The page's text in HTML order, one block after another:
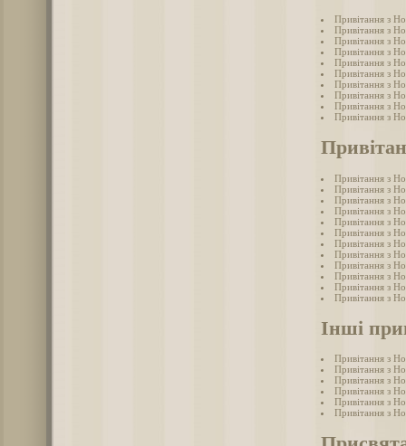
Привітання з
Привітання з
Привітання з
Привітання з
Привітання з
Привітання з
Привітання з
Привітання з
Привітання з
Привітання з
Привітання з
Привітання з
Привітання з
Привітання з
Привітання з
Привітання з
Привітання з
Привітання з
Привітання з
Привітання з
Привітання з
Привітання з
Інші
Привітання з
Привітання з
Привітання з
Привітання з
Привітання з
Привітання з